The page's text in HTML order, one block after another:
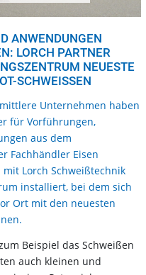
ANWENDUNGEN D
LORCH PARTNER Z
NEUESTE T
SCHWEISSEN
Unternehmen haben
für Vorführungen,
aus dem
Fachhändler Eisen
Lorch Schweißtechnik
installiert, bei dem sich
Ort mit den neuesten
Beispiel das Schweißen
auch kleinen und